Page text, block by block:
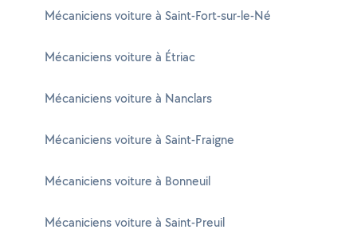
Mécaniciens voiture à Saint-Fort-sur-le-Né
Mécaniciens voiture à Étriac
Mécaniciens voiture à Nanclars
Mécaniciens voiture à Saint-Fraigne
Mécaniciens voiture à Bonneuil
Mécaniciens voiture à Saint-Preuil